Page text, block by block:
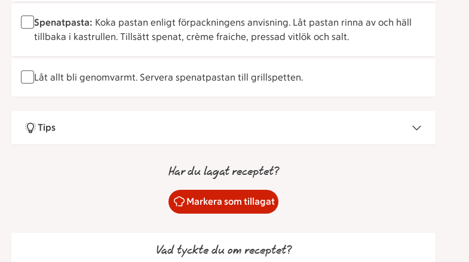
Spenatpasta: Koka pastan enligt förpackningens anvisning. Låt pastan rinna av och häll
tillbaka i kastrullen. Tillsätt spenat, crème fraiche, pressad vitlök och salt.
Låt allt bli genomvarmt. Servera spenatpastan till grillspetten.
Tips
Har du lagat receptet?
Markera som tillagat
Vad tyckte du om receptet?